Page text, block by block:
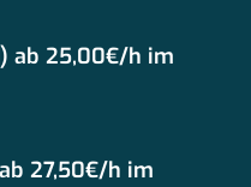
ab 25,00€/h im
27,50€/h im